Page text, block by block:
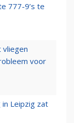
777-9’s te
vliegen
voor
Leipzig zat